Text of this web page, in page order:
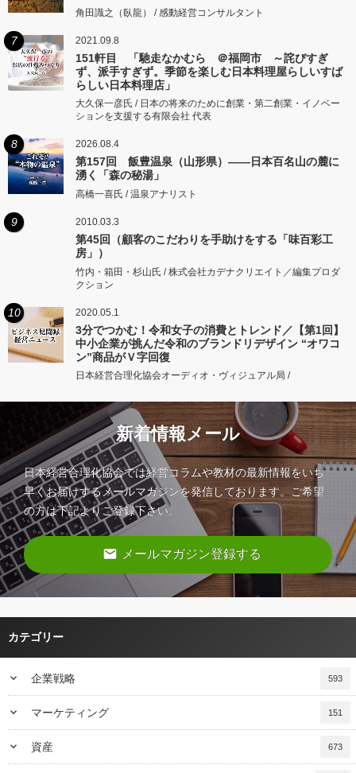
角田識之（臥龍） / 感動経営コンサルタント
7 2021.09.8
151軒目 「馳走なかむら ＠福岡市 ～詫びすぎ
ず、派手すぎず。季節を楽しむ日本料理屋らしいすば
らしい日本料理店」
大久保一彦氏 / 日本の将来のために創業・第二創業・イノベー
ションを支援する有限会社 代表
8 2026.08.4
第157回 飯豊温泉（山形県）――日本百名山の麓に
湧く「森の秘湯」
高橋一喜氏 / 温泉アナリスト
9 2010.03.3
第45回（顧客のこだわりを手助けをする「味百彩工
房」）
竹内・箱田・杉山氏 / 株式会社カデナクリエイト／編集プロダ
クション
10 2020.05.1
3分でつかむ！令和女子の消費とトレンド／【第1回】
中小企業が挑んだ令和のブランドリデザイン “オワコ
ン”商品がＶ字回復
日本経営合理化協会オーディオ・ヴィジュアル局 /
新着情報メール
日本経営合理化協会では経営コラムや教材の最新情報をいち
早くお届けするメールマガジンを発信しております。ご希望
の方は下記よりご登録下さい。
email メールマガジン登録する
カテゴリー
keyboard_arrow_down 企業戦略 593
keyboard_arrow_down マーケティング 151
keyboard_arrow_down 資産 673